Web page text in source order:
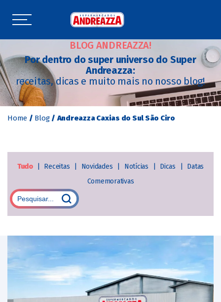
BLOG ANDREAZZA!
Por dentro do super universo do Super
Andreazza:
receitas, dicas e muito mais no nosso blog!
Home / Blog / Andreazza Caxias do Sul São Ciro
Tudo Receitas Novidades Notícias Dicas
Datas
Comemorativas